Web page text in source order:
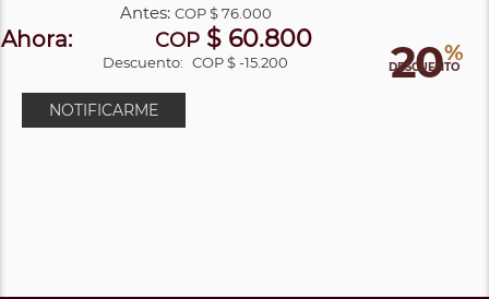
20%
DESCUENTO
Antes: COP$ 76.000
Ahora: COP $ 60.800
Descuento: COP $ -15.200
NOTIFICARME